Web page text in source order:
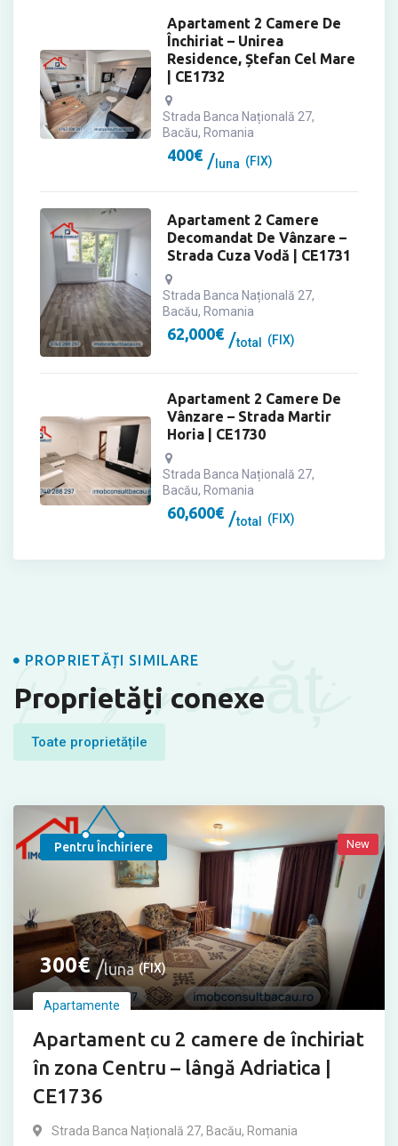
Apartament 2 Camere De
Închiriat – Unirea
Residence, Ștefan Cel Mare
| CE1732
Strada Banca Națională 27,
Bacău, Romania
400€ luna (FIX)
Apartament 2 Camere
Decomandat De Vânzare –
Strada Cuza Vodă | CE1731
Strada Banca Națională 27,
Bacău, Romania
62,000€ total (FIX)
Apartament 2 Camere De
Vânzare – Strada Martir
Horia | CE1730
Strada Banca Națională 27,
Bacău, Romania
60,600€ total (FIX)
Proprietăți
PROPRIETĂȚI SIMILARE
Proprietăți conexe
Toate proprietățile
Pentru Închiriere
300€ luna (FIX)
Apartamente
Apartament cu 2 camere de închiriat
în zona Centru – lângă Adriatica |
CE1736
New
Strada Banca Națională 27, Bacău, Romania